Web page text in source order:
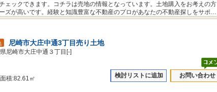
ェックできます。コチラは売地の情報となっています。土地購入をお考えの方
ズが高いです。経験と知識豊富な不動産のプロがあなたの不動産探しをサポー
疑問や不安があれば、ぜひお気軽にお問い合わせください。
尼崎市大庄中通3丁目売り土地
尼崎市大庄中通３丁目[-]
積:82.61㎡ 検討リストに追加 お問い合わせ